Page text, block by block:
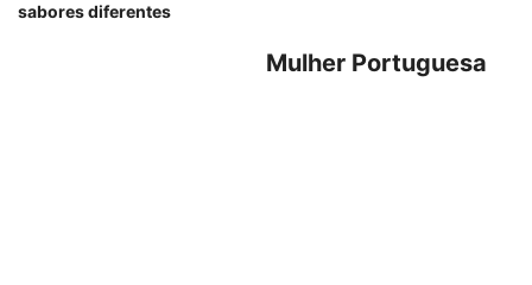
sabores diferentes
Mulher Portuguesa